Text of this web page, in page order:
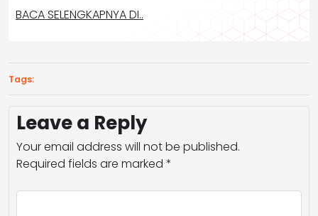
BACA SELENGKAPNYA DI..
Tags:
Leave a Reply
Your email address will not be published.
Required fields are marked *